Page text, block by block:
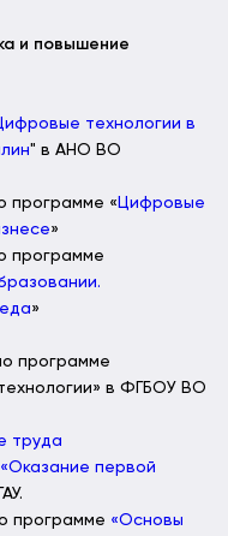
и повышение
технологии в
" в АНО ВО
программе « Цифровые
»
программе
»
программе
в ФГБОУ ВО
труда
«Оказание первой
программе «Основы